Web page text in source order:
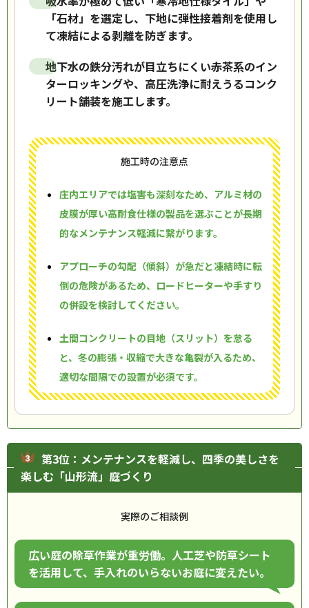
「石材」を選定し、下地に弾性接着剤を使用し
て凍結による剥離を防ぎます。
地下水の鉄分汚れが目立ちにくい赤茶系のイン
ターロッキングや、高圧洗浄に耐えうるコンク
リート舗装を施工します。
施工時の注意点
庄内エリアでは塩害も深刻なため、アルミ材の
皮膜が厚い高耐食仕様の製品を選ぶことが長期
的なメンテナンス軽減に繋がります。
アプローチの勾配（傾斜）が急だと凍結時に転
倒の危険があるため、ロードヒーターや手すり
の併設を検討してください。
土間コンクリートの目地（スリット）を怠る
と、冬の膨張・収縮で大きな亀裂が入るため、
適切な間隔での設置が必須です。
第3位：メンテナンスを軽減し、四季の美しさを
楽しむ「山形流」庭づくり
実際のご相談例
広い庭の除草作業が重労働。人工芝や防草シート
を活用して、手入れのいらないお庭に変えたい。